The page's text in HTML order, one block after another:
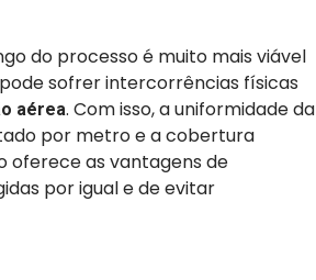
do processo é muito mais viável
sofrer intercorrências físicas
aérea. Com isso, a uniformidade da
por metro e a cobertura
oferece as vantagens de
por igual e de evitar